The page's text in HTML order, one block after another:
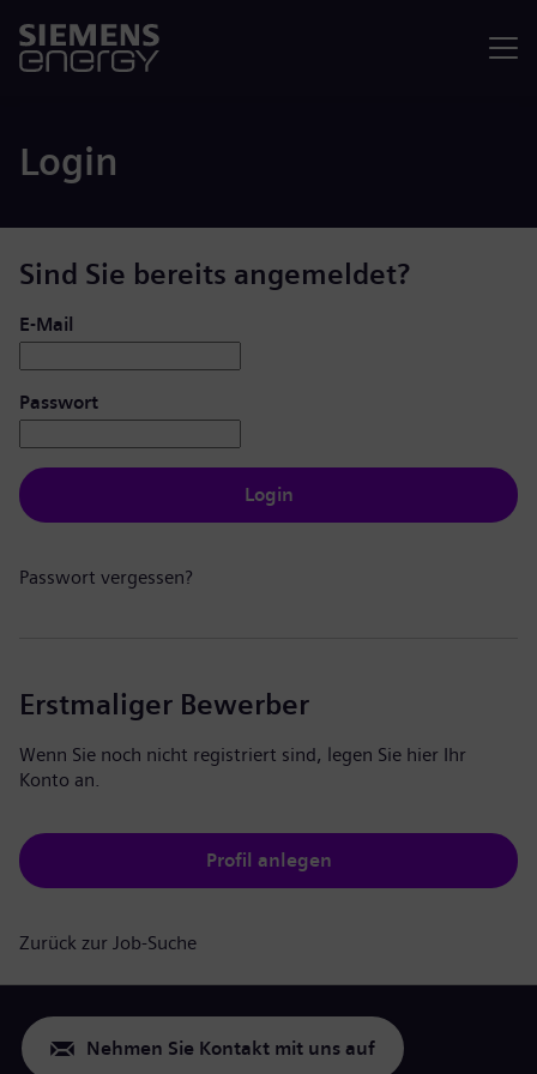
Login
Sind Sie bereits angemeldet?
Login: Benutzer und Passwort
E-Mail
Passwort
Login
Passwort vergessen?
Erstmaliger Bewerber
Wenn Sie noch nicht registriert sind, legen Sie hier Ihr
Konto an.
Profil anlegen
Zurück zur Job-Suche
Nehmen Sie Kontakt mit uns auf